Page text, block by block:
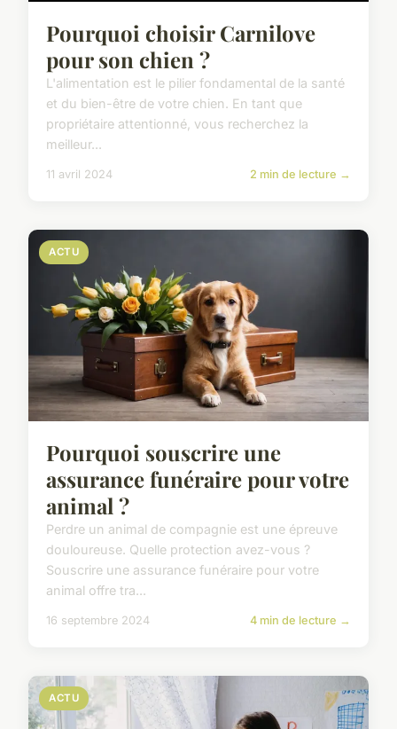
Pourquoi choisir Carnilove
pour son chien ?
L'alimentation est le pilier fondamental de la santé
et du bien-être de votre chien. En tant que
propriétaire attentionné, vous recherchez la
meilleur...
11 avril 2024 2 min de lecture →
ACTU
Pourquoi souscrire une
assurance funéraire pour votre
animal ?
Perdre un animal de compagnie est une épreuve
douloureuse. Quelle protection avez-vous ?
Souscrire une assurance funéraire pour votre
animal offre tra...
16 septembre 2024 4 min de lecture →
ACTU